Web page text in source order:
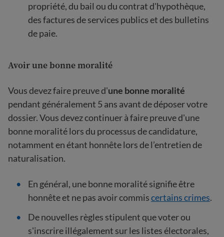
propriété, du bail ou du contrat d'hypothèque,
des factures de services publics et des bulletins
de paie.
Avoir une bonne moralité
Vous devez faire preuve d'une bonne moralité
pendant généralement 5 ans avant de déposer votre
dossier. Vous devez continuer à faire preuve d'une
bonne moralité lors du processus de candidature,
notamment en étant honnête lors de l’entretien de
naturalisation.
En général, une bonne moralité signifie être
honnête et ne pas avoir commiscertains crimes.
De nouvelles règles stipulent que voter ou
s'inscrire illégalement sur les listes électorales,